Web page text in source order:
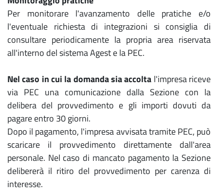
Per monitorare l'avanzamento delle pratiche e/o
l'eventuale richiesta di integrazioni si consiglia di
consultare periodicamente la propria area riservata
all'interno del sistema Agest e la PEC.
Nel caso in cui la domanda sia accolta l'impresa riceve
via PEC una comunicazione dalla Sezione con la
delibera del provvedimento e gli importi dovuti da
pagare entro 30 giorni.
Dopo il pagamento, l'impresa avvisata tramite PEC, può
scaricare il provvedimento direttamente dall'area
personale. Nel caso di mancato pagamento la Sezione
delibererà il ritiro del provvedimento per carenza di
interesse.